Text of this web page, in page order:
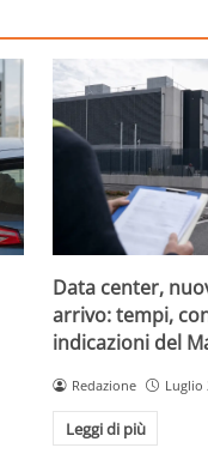
Data center,
arrivo: tempi,
indicazioni del
Redazione Luglio
Leggi di più